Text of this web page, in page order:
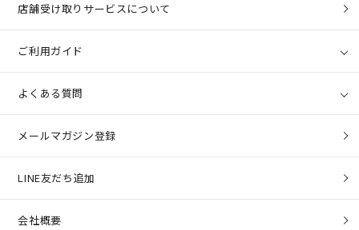
店舗受け取りサービスについて
ご利用ガイド
よくある質問
メールマガジン登録
LINE友だち追加
会社概要